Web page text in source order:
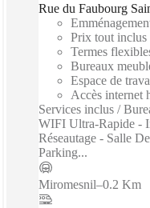
Rue du Faubourg
Prix tout inclus
Termes
Bureaux
Espace de
Accès internet
Services inclus /
WIFI Ultra-Rapide -
Réseautage - Salle
Parking...
Miromesnil–0.2 Km